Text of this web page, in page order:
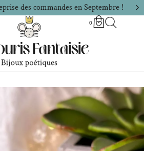
des commandes en Septembre !
0